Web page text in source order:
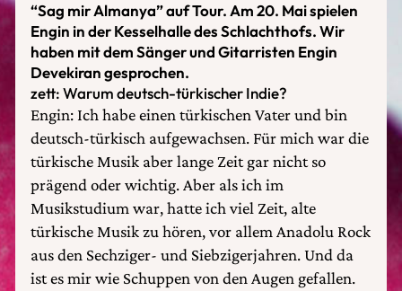
“Sag mir Almanya” auf Tour. Am 20. Mai spielen
Engin in der Kesselhalle des Schlachthofs. Wir
haben mit dem Sänger und Gitarristen Engin
Devekiran gesprochen.
zett: Warum deutsch-türkischer Indie?
Engin: Ich habe einen türkischen Vater und bin
deutsch-türkisch aufgewachsen. Für mich war die
türkische Musik aber lange Zeit gar nicht so
prägend oder wichtig. Aber als ich im
Musikstudium war, hatte ich viel Zeit, alte
türkische Musik zu hören, vor allem Anadolu Rock
aus den Sechziger- und Siebzigerjahren. Und da
ist es mir wie Schuppen von den Augen gefallen.